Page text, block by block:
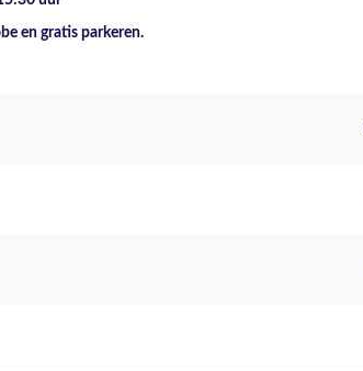
en gratis parkeren.